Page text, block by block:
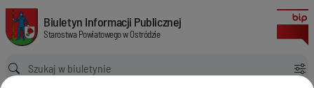
Obwieszczenie o udzieleniu pozwolenia wodnoprawnego na usługę
Biuletyn Informacji Publicznej Starostwa Powiatowego w Ostródzie
Biuletyn Informacji Publicznej
Starostwa Powiatowego w Ostródzie